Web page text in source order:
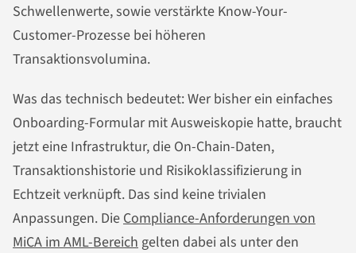
Schwellenwerte, sowie verstärkte Know-Your-
Customer-Prozesse bei höheren
Transaktionsvolumina.
Was das technisch bedeutet: Wer bisher ein einfaches
Onboarding-Formular mit Ausweiskopie hatte, braucht
jetzt eine Infrastruktur, die On-Chain-Daten,
Transaktionshistorie und Risikoklassifizierung in
Echtzeit verknüpft. Das sind keine trivialen
Anpassungen. Die Compliance-Anforderungen von
MiCA im AML-Bereich gelten dabei als unter den